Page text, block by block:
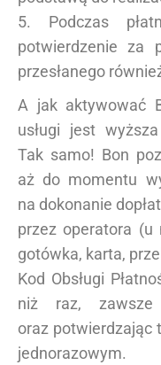
5. Podczas
potwierdzenie za
przesłanego
A jak aktywować
usługi jest
Tak samo! Bon
aż do momentu
na dokonanie
przez operatora
gotówka, karta,
Kod Obsługi
niż raz,
oraz potwierdzając
jednorazowym.